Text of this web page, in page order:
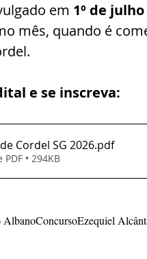
em 1º de
mês, quando é
e se inscreva:
Cordel SG 2026.pdf
• 294KB
AlbanoConcursoEzequiel